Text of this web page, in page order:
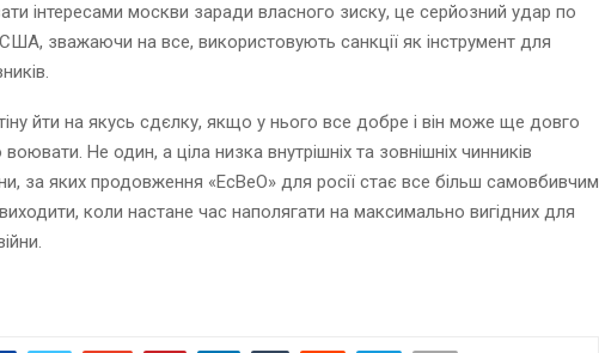
інтересами москви заради власного зиску, це серйозний удар по
зважаючи на все, використовують санкції як інструмент для
йти на якусь сдєлку, якщо у нього все добре і він може ще довго
Не один, а ціла низка внутрішніх та зовнішніх чинників
за яких продовження «ЕсВеО» для росії стає все більш самовбивчим
коли настане час наполягати на максимально вигідних для